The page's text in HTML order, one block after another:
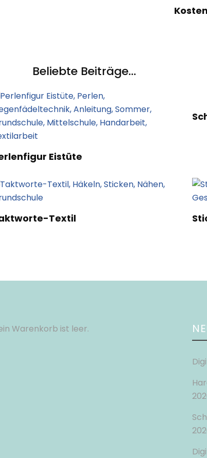
Beliebte Beiträge...
Eistüte
Textil
Warenkorb ist leer.